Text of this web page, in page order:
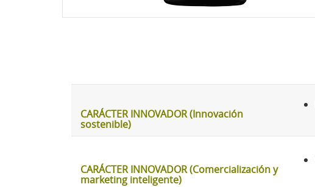
CARÁCTER INNOVADOR (Innovación
sostenible)
CARÁCTER INNOVADOR (Comercialización y
marketing inteligente)